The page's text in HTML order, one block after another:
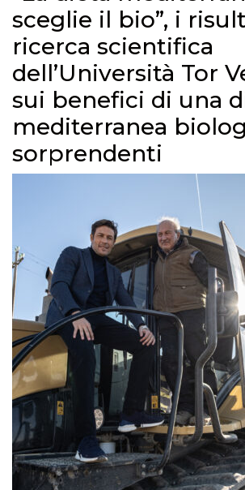
sceglie il bio”, i
ricerca scientifica
dell’Università Tor
sui benefici di una
mediterranea
sorprendenti